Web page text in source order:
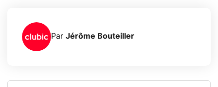
Par Jérôme Bouteiller